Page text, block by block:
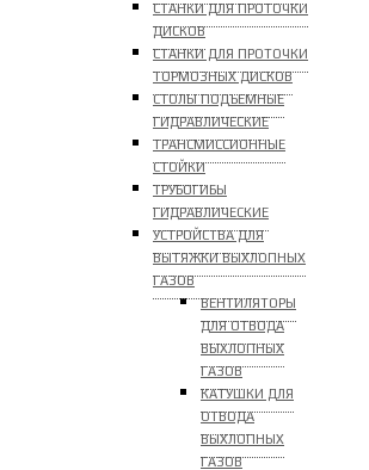
СТАНКИ ДЛЯ ПРОТОЧКИ
ДИСКОВ
СТАНКИ ДЛЯ ПРОТОЧКИ
ТОРМОЗНЫХ ДИСКОВ
СТОЛЫ ПОДЪЕМНЫЕ
ГИДРАВЛИЧЕСКИЕ
ТРАНСМИССИОННЫЕ
СТОЙКИ
ТРУБОГИБЫ
ГИДРАВЛИЧЕСКИЕ
УСТРОЙСТВА ДЛЯ
ВЫТЯЖКИ ВЫХЛОПНЫХ
ГАЗОВ
ВЕНТИЛЯТОРЫ
ДЛЯ ОТВОДА
ВЫХЛОПНЫХ
ГАЗОВ
КАТУШКИ ДЛЯ
ОТВОДА
ВЫХЛОПНЫХ
ГАЗОВ